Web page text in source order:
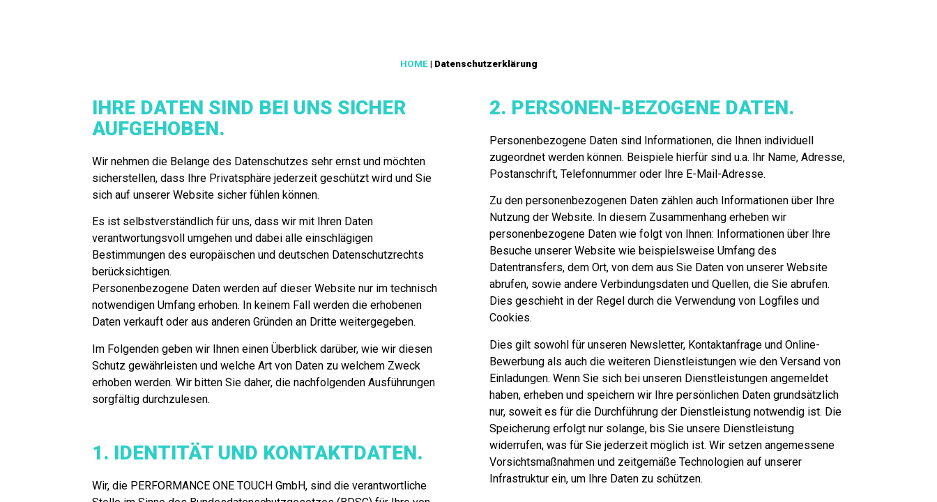
HOME| Datenschutzerklärung
IHRE DATEN SIND BEI UNS SICHER
AUFGEHOBEN.
Wir nehmen die Belange des Datenschutzes sehr ernst und möchten
sicherstellen, dass Ihre Privatsphäre jederzeit geschützt wird und Sie
sich auf unserer Website sicher fühlen können.
Es ist selbstverständlich für uns, dass wir mit Ihren Daten
verantwortungsvoll umgehen und dabei alle einschlägigen
Bestimmungen des europäischen und deutschen Datenschutzrechts
berücksichtigen.
Personenbezogene Daten werden auf dieser Website nur im technisch
notwendigen Umfang erhoben. In keinem Fall werden die erhobenen
Daten verkauft oder aus anderen Gründen an Dritte weitergegeben.
Im Folgenden geben wir Ihnen einen Überblick darüber, wie wir diesen
Schutz gewährleisten und welche Art von Daten zu welchem Zweck
erhoben werden. Wir bitten Sie daher, die nachfolgenden Ausführungen
sorgfältig durchzulesen.
1. IDENTITÄT UND KONTAKTDATEN.
Wir, die PERFORMANCE ONE TOUCH GmbH, sind die verantwortliche
2. PERSONEN-BEZOGENE DATEN.
Personenbezogene Daten sind Informationen, die Ihnen individuell
zugeordnet werden können. Beispiele hierfür sind u.a. Ihr Name, Adresse,
Postanschrift, Telefonnummer oder Ihre E-Mail-Adresse.
Zu den personenbezogenen Daten zählen auch Informationen über Ihre
Nutzung der Website. In diesem Zusammenhang erheben wir
personenbezogene Daten wie folgt von Ihnen: Informationen über Ihre
Besuche unserer Website wie beispielsweise Umfang des
Datentransfers, dem Ort, von dem aus Sie Daten von unserer Website
abrufen, sowie andere Verbindungsdaten und Quellen, die Sie abrufen.
Dies geschieht in der Regel durch die Verwendung von Logfiles und
Cookies.
Dies gilt sowohl für unseren Newsletter, Kontaktanfrage und Online-
Bewerbung als auch die weiteren Dienstleistungen wie den Versand von
Einladungen. Wenn Sie sich bei unseren Dienstleistungen angemeldet
haben, erheben und speichern wir Ihre persönlichen Daten grundsätzlich
nur, soweit es für die Durchführung der Dienstleistung notwendig ist. Die
Speicherung erfolgt nur solange, bis Sie unsere Dienstleistung
widerrufen, was für Sie jederzeit möglich ist. Wir setzen angemessene
Vorsichtsmaßnahmen und zeitgemäße Technologien auf unserer
Infrastruktur ein, um Ihre Daten zu schützen.